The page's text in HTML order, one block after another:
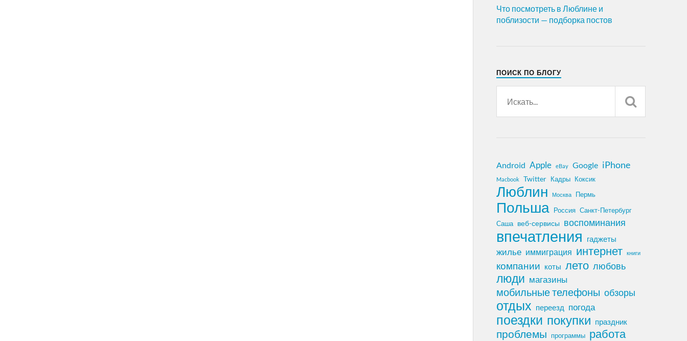
Что посмотреть в Люблине и
поблизости — подборка постов
ПОИСК ПО БЛОГУ
Android Apple eBay Google iPhone
Macbook Twitter Кадры Коксик
Люблин Москва Пермь
Польша Россия Санкт-Петербург
Саша веб-сервисы воспоминания
впечатления гаджеты
жилье иммиграция интернет книги
компании коты лето любовь
люди магазины
мобильные телефоны обзоры
отдых переезд погода
поездки покупки праздник
проблемы программы работа